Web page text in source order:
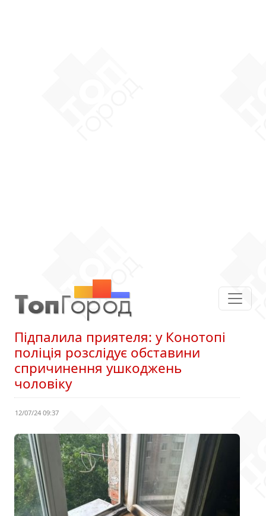
Підпалила приятеля: у Конотопі
поліція розслідує обставини
спричинення ушкоджень
чоловіку
12/07/24 09:37